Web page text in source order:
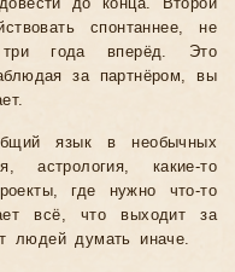
до конца. Второй
спонтаннее, не
года вперёд. Это
за партнёром, вы
язык в необычных
астрология, какие-то
где нужно что-то
всё, что выходит за
людей думать иначе.